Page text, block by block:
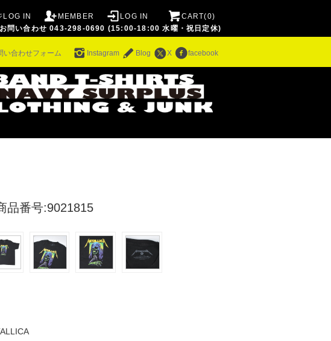
LOG IN MEMBER LOG IN
CART(0)
お問い合わせ 043-298-0690 (15:00-18:00 水曜・祝日定休)
い合わせフォーム Instagram Blog X facebook
品番号:9021815